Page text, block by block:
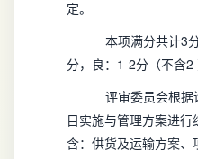
定。
本项满分共计3
分，良：1-2分（不含2
评审委员会根
目实施与管理方案进
含：供货及运输方案